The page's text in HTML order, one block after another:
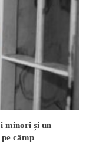
minori și un
câmp